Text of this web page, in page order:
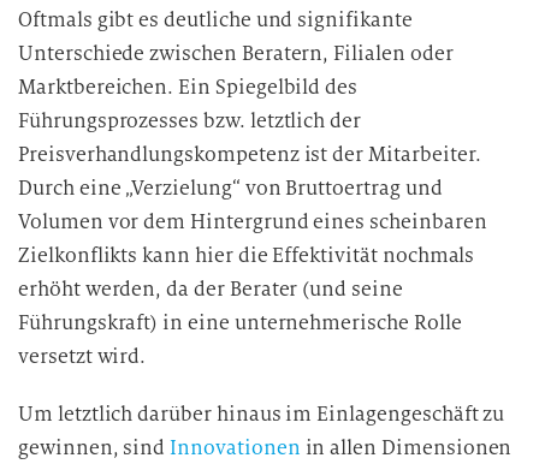
Oftmals gibt es deutliche und signifikante
Unterschiede zwischen Beratern, Filialen oder
Marktbereichen. Ein Spiegelbild des
Führungsprozesses bzw. letztlich der
Preisverhandlungskompetenz ist der Mitarbeiter.
Durch eine „Verzielung“ von Bruttoertrag und
Volumen vor dem Hintergrund eines scheinbaren
Zielkonflikts kann hier die Effektivität nochmals
erhöht werden, da der Berater (und seine
Führungskraft) in eine unternehmerische Rolle
versetzt wird.
Um letztlich darüber hinaus im Einlagengeschäft zu
gewinnen, sindInnovationen in allen Dimensionen